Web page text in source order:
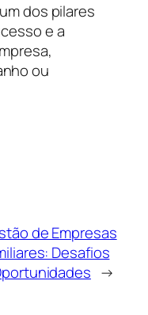
dos pilares
e a
ou
de Empresas
Desafios
→